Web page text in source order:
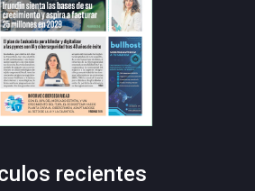
recientes